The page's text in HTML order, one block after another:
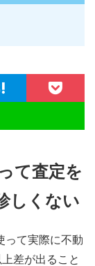
て査定を
しくない
って実際に不動
差が出ること